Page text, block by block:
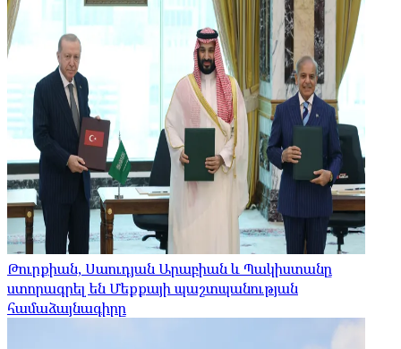
Թուրքիան, Սաուդյան Արաբիան և Պակիստանը
ստորագրել են Մեքքայի պաշտպանության
համաձայնագիրը